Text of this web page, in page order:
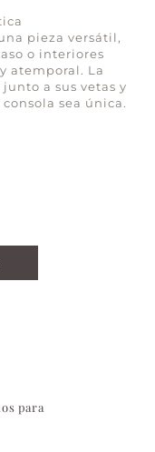
pieza versátil,
o interiores
atemporal. La
a sus vetas y
sea única.
para